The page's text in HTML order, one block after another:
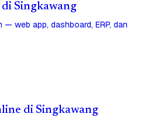
di Singkawang
web app, dashboard, ERP, dan
di Singkawang